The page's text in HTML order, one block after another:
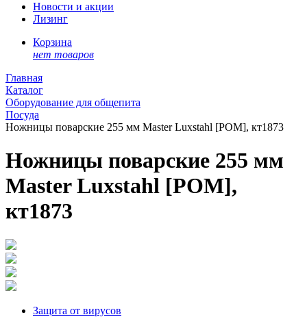
Новости и акции
Лизинг
Корзина
нет товаров
Главная
Каталог
Оборудование для общепита
Посуда
Ножницы поварские 255 мм Master Luxstahl [POM], кт1873
Ножницы поварские 255 мм
Master Luxstahl [POM],
кт1873
Защита от вирусов